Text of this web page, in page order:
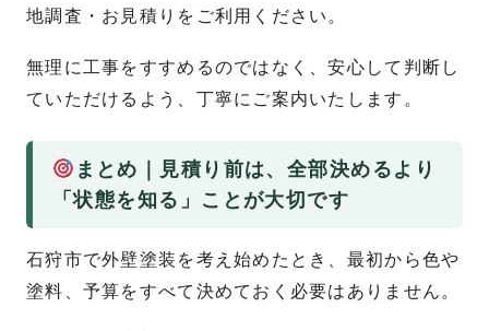
地調査・お見積りをご利用ください。
無理に工事をすすめるのではなく、安心して判断し
ていただけるよう、丁寧にご案内いたします。
まとめ｜見積り前は、全部決めるより
「状態を知る」ことが大切です
石狩市で外壁塗装を考え始めたとき、最初から色や
塗料、予算をすべて決めておく必要はありません。